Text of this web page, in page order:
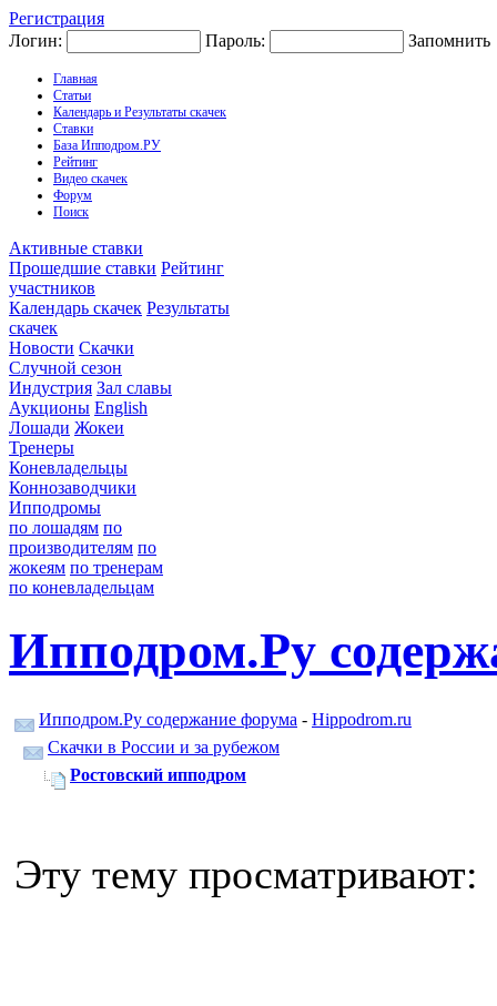
Регистрация
Логин:
Пароль: Запомнить
Главная
Статьи
Календарь и Результаты скачек
Ставки
База Ипподром.РУ
Рейтинг
Видео скачек
Форум
Поиск
Активные ставки
Прошедшие ставки Рейтинг
участников
Календарь скачек Результаты
скачек
Новости Скачки
Случной сезон
Индустрия Зал славы
Аукционы English
Лошади Жокеи
Тренеры
Коневладельцы
Коннозаводчики
Ипподромы
по лошадям по
производителям по
жокеям по тренерам
по коневладельцам
Ипподром.Ру
Ипподром.Ру содержание форума - Hippodrom.ru
Скачки в России и за рубежом
Ростовский ипподром
Эту тему